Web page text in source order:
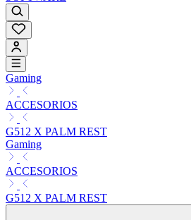
Gaming
ACCESORIOS
G512 X PALM REST
Gaming
ACCESORIOS
G512 X PALM REST